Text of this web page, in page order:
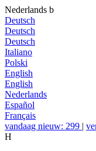
Nederlands b
Deutsch
Deutsch
Deutsch
Italiano
Polski
English
English
Nederlands
Español
Français
vandaag nieuw: 299 |
H